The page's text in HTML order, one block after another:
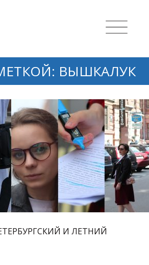
ВЫШКАЛУК
И ЛЕТНИЙ